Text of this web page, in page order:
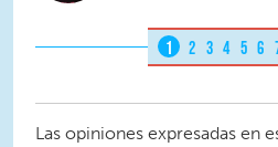
1 2 3 4 5 6
Las opiniones expresadas en